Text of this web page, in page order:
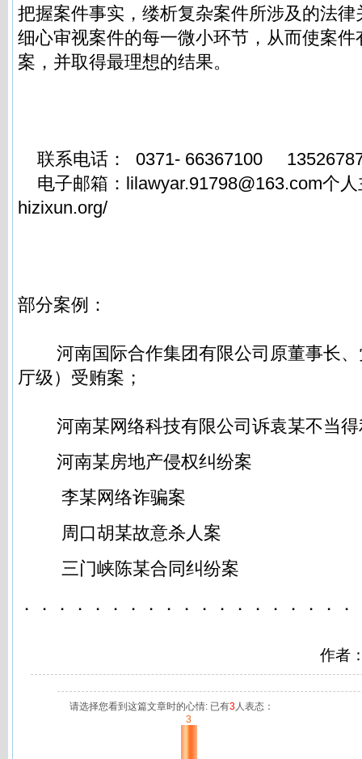
把握案件事实，缕析复杂案件所涉及的法
细心审视案件的每一微小环节，从而使案
案，并取得最理想的结果。
联系电话： 0371- 66367100
电子邮箱： lilawyar.91798@163.com个
hizixun.org/
部分案例：
河南国际合作集团有限公司原董事长、
厅级）受贿案；
河南某网络科技有限公司诉袁某不当得
河南某房地产侵权纠纷案
李某网络诈骗案
周口胡某故意杀人案
三门峡陈某合同纠纷案
．．．．．．．．．．．．．．．．．．．
作者
请选择您看到这篇文章时的心情: 已有3人表态：
3